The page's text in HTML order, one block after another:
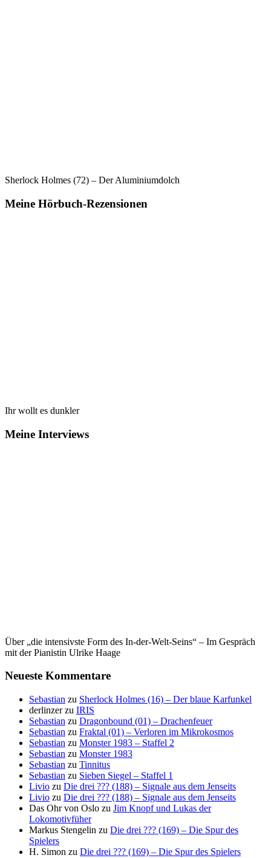
Sherlock Holmes (72) – Der Aluminiumdolch
Meine Hörbuch-Rezensionen
Ihr wollt es dunkler
Meine Interviews
Über „die intensivste Form des In-der-Welt-Seins“ – Im Gespräch
mit der Pianistin Ulrike Haage
Neueste Kommentare
Sebastian zu Sherlock Holmes (16) – Der blaue Karfunkel
derlinzerzu IRIS
Sebastian zu Dragonbound (01) – Drachenfeuer
Sebastian zu Fraktal (01) – Verloren im Mikrokosmos
Sebastian zu Monster 1983 – Staffel 2
Sebastian zu Monster 1983
Sebastian zu Tinnitus
Sebastian zu Sieben Siegel – Staffel 1
Livio zu Die drei ??? (188) – Signale aus dem Jenseits
Livio zu Die drei ??? (188) – Signale aus dem Jenseits
Das Ohr von Oslo zu Jim Knopf und Lukas der
Lokomotivfüher
Markus Stengelin zu Die drei ??? (169) – Die Spur des
Spielers
H. Simon zu Die drei ??? (169) – Die Spur des Spielers